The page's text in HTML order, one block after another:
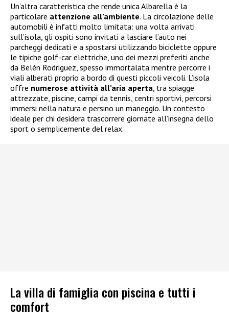
Un’altra caratteristica che rende unica Albarella è la
particolare attenzione all’ambiente. La circolazione delle
automobili è infatti molto limitata: una volta arrivati
sull’isola, gli ospiti sono invitati a lasciare l’auto nei
parcheggi dedicati e a spostarsi utilizzando biciclette oppure
le tipiche golf-car elettriche, uno dei mezzi preferiti anche
da Belén Rodriguez, spesso immortalata mentre percorre i
viali alberati proprio a bordo di questi piccoli veicoli. L’isola
offre numerose attività all’aria aperta , tra spiagge
attrezzate, piscine, campi da tennis, centri sportivi, percorsi
immersi nella natura e persino un maneggio. Un contesto
ideale per chi desidera trascorrere giornate all’insegna dello
sport o semplicemente del relax.
La villa di famiglia con piscina e tutti i
comfort